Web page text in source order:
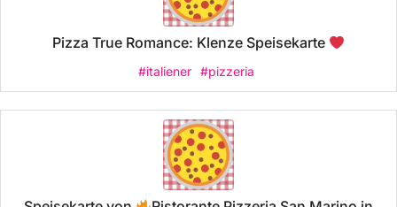
Pizza True Romance: Klenze Speisekarte
#italiener #pizzeria